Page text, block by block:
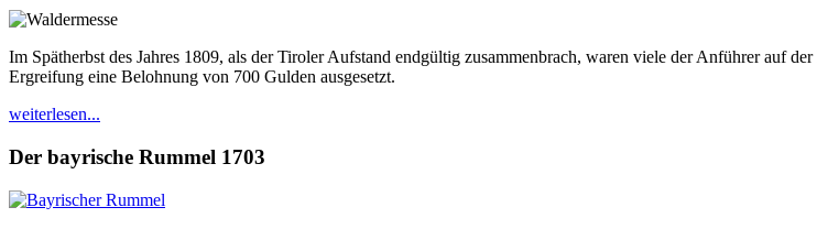
Im Spätherbst des Jahres 1809, als der Tiroler Aufstand endgültig zusammenbrach, waren viele der Anführer auf
Ergreifung eine Belohnung von 700 Gulden ausgesetzt.
weiterlesen...
Der bayrische Rummel 1703